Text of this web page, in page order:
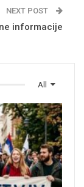
NEXT POST
informacije
All